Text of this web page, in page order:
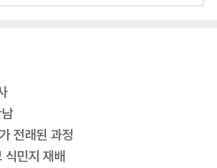
전래된 과정
민지 재배